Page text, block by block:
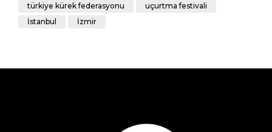
türkiye kürek federasyonu
uçurtma festivali
İstanbul
İzmir